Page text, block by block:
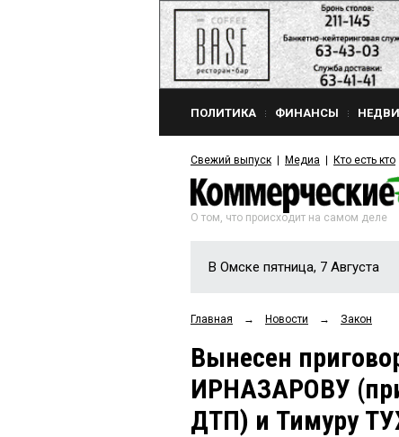
ПОЛИТИКА ФИНАНСЫ
Свежий выпуск Медиа Кто есть кто
О том, что происходит на самом деле
В Омске пятница, 7 Августа
Главная → Новости → Закон
Вынесен
ИРНАЗАРОВУ
ДТП) и Тимуру